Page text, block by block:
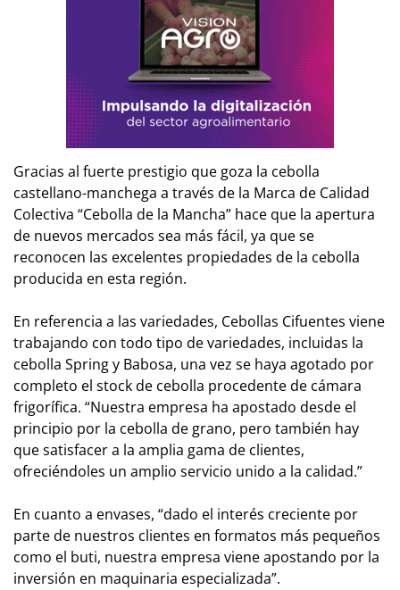
Gracias al fuerte prestigio que goza la cebolla
castellano-manchega a través de la Marca de Calidad
Colectiva “Cebolla de la Mancha” hace que la apertura
de nuevos mercados sea más fácil, ya que se
reconocen las excelentes propiedades de la cebolla
producida en esta región.
En referencia a las variedades, Cebollas Cifuentes viene
trabajando con todo tipo de variedades, incluidas la
cebolla Spring y Babosa, una vez se haya agotado por
completo el stock de cebolla procedente de cámara
frigorífica. “Nuestra empresa ha apostado desde el
principio por la cebolla de grano, pero también hay
que satisfacer a la amplia gama de clientes,
ofreciéndoles un amplio servicio unido a la calidad.”
En cuanto a envases, “dado el interés creciente por
parte de nuestros clientes en formatos más pequeños
como el buti, nuestra empresa viene apostando por la
inversión en maquinaria especializada”.